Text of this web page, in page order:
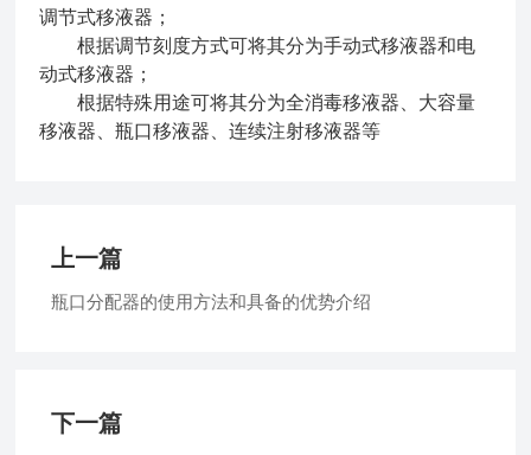
调节式移液器；
根据调节刻度方式可将其分为手动式移液器和电
动式移液器；
根据特殊用途可将其分为全消毒移液器、大容量
移液器、瓶口移液器、连续注射移液器等
上一篇
瓶口分配器的使用方法和具备的优势介绍
下一篇